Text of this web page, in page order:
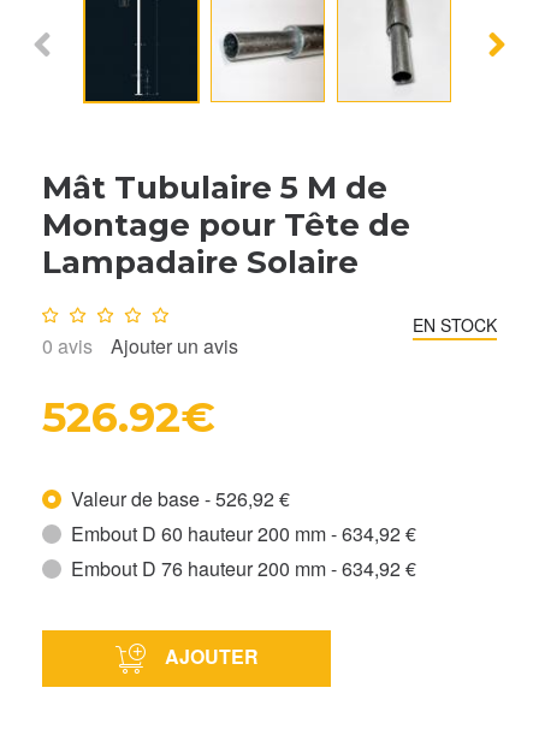
Mât Tubulaire 5 M de
Montage pour Tête de
Lampadaire Solaire
Note : 0/10
0 avis Ajouter un avis
EN STOCK
526.92€
Valeur de base - 526,92 €
Embout D 60 hauteur 200 mm - 634,92 €
Embout D 76 hauteur 200 mm - 634,92 €
AJOUTER